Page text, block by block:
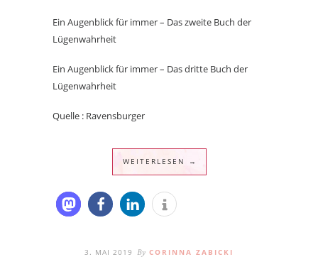
Ein Augenblick für immer – Das zweite Buch der
Lügenwahrheit
Ein Augenblick für immer – Das dritte Buch der
Lügenwahrheit
Quelle : Ravensburger
WEITERLESEN →
3. MAI 2019 By CORINNA ZABICKI